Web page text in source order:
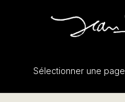
Sélectionner une page